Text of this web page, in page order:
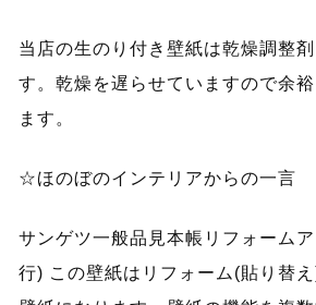
当店の生のり付き壁紙は乾燥調整
す。乾燥を遅らせていますので余
ます。
☆ほのぼのインテリアからの一言
サンゲツ一般品見本帳リフォーム
行) この壁紙はリフォーム(貼り替